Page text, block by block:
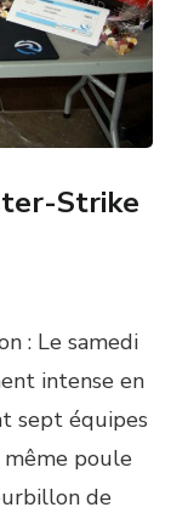
Strike
: Le samedi
intense en
sept équipes
même poule
de